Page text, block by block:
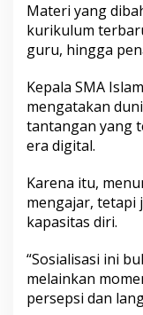
G
T
K
n
t
u
k
n
g
u
a
n
K
o
Materi yang
kurikulum
guru, hingga
Kepala SMA
mengatakan
tantangan yang
era digital.
Karena itu,
mengajar, tetapi
kapasitas diri.
“Sosialisasi ini
melainkan
persepsi dan